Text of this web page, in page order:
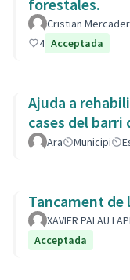
forestales.
Cristian Mercader
4 Acceptada
Ajuda a
cases del barri
Ara Municipi
Tancament de
XAVIER PALAU
Acceptada